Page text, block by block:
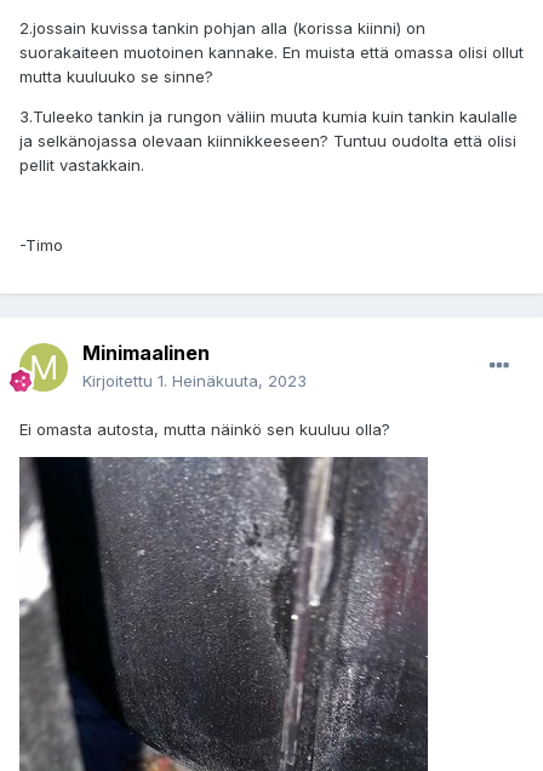
2.jossain kuvissa tankin pohjan alla (korissa kiinni) on
suorakaiteen muotoinen kannake. En muista että omassa olisi ollut
mutta kuuluuko se sinne?
3.Tuleeko tankin ja rungon väliin muuta kumia kuin tankin kaulalle
ja selkänojassa olevaan kiinnikkeeseen? Tuntuu oudolta että olisi
pellit vastakkain.
-Timo
Minimaalinen
Kirjoitettu 1. Heinäkuuta, 2023
Ei omasta autosta, mutta näinkö sen kuuluu olla?